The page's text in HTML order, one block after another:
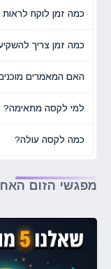
כמה זמן לוקח לראות
כמה זמן צריך
האם המאמרים
למי לקסה מתאימה?
כמה לקסה עולה?
מפגשי הזום